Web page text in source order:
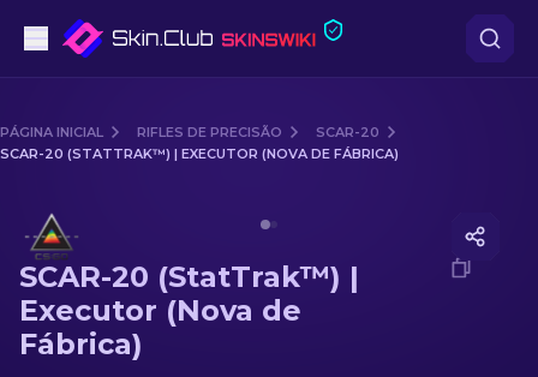
Nível intermédio
Rifles de Precisão
Facas
PÁGINA INICIAL RIFLES DE PRECISÃO
SCAR-20
SCAR-20 (STATTRAK™) | EXECUTOR (NOVA DE FÁBRICA)
SCAR-20 (StatTrak™) |
Executor (Nova de
Fábrica)